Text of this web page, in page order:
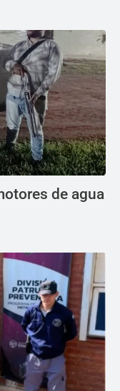
de agua